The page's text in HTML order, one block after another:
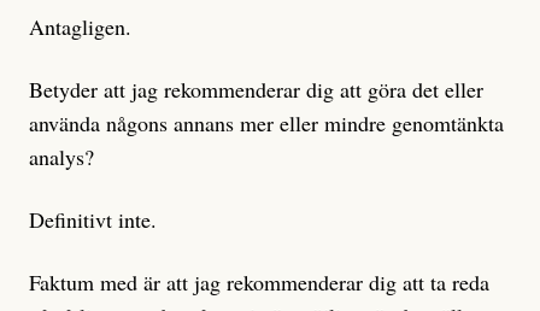
Antagligen.
Betyder att jag rekommenderar dig att göra det eller
använda någons annans mer eller mindre genomtänkta
analys?
Definitivt inte.
Faktum med är att jag rekommenderar dig att ta reda